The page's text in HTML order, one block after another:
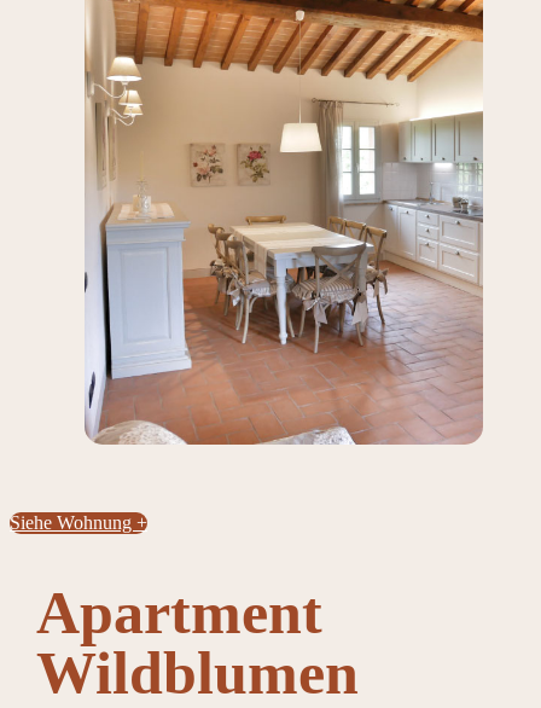
Siehe Wohnung +
Apartment
Wildblumen